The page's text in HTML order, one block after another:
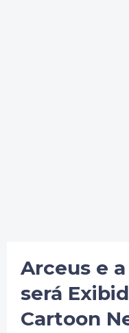
Arceus e
será
Cartoon